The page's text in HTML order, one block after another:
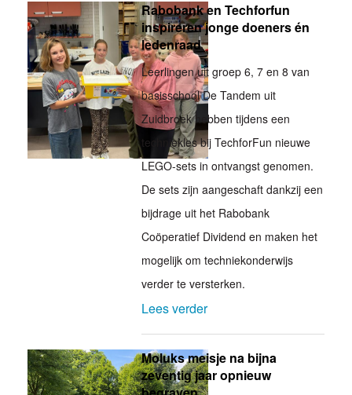
Rabobank en Techforfun
inspireren jonge doeners én
ledenraad
Leerlingen uit groep 6, 7 en 8 van
basisschool De Tandem uit
Zuidbroek hebben tijdens een
techniekles bij TechforFun nieuwe
LEGO-sets in ontvangst genomen.
De sets zijn aangeschaft dankzij een
bijdrage uit het Rabobank
Coöperatief Dividend en maken het
mogelijk om techniekonderwijs
verder te versterken.
Lees verder
Moluks meisje na bijna
zeventig jaar opnieuw